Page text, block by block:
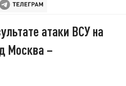
атаки ВСУ на
Москва –